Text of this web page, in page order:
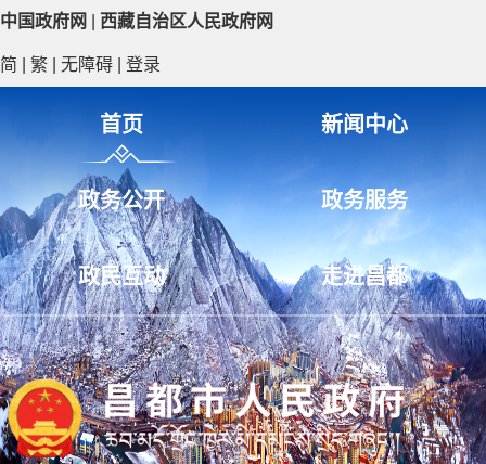
中国政府网 西藏自治区人民政府网
简 繁 无障碍 登录
首页 新闻中心
政务公开 政务服务
政民互动 走进昌都